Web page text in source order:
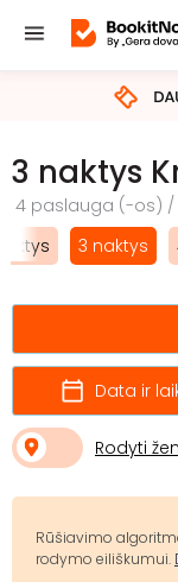
3 naktys
4 paslauga (-os) /
3 naktys
Data ir
Rodyti
Rūšiavimo
rodymo eiliškumui.